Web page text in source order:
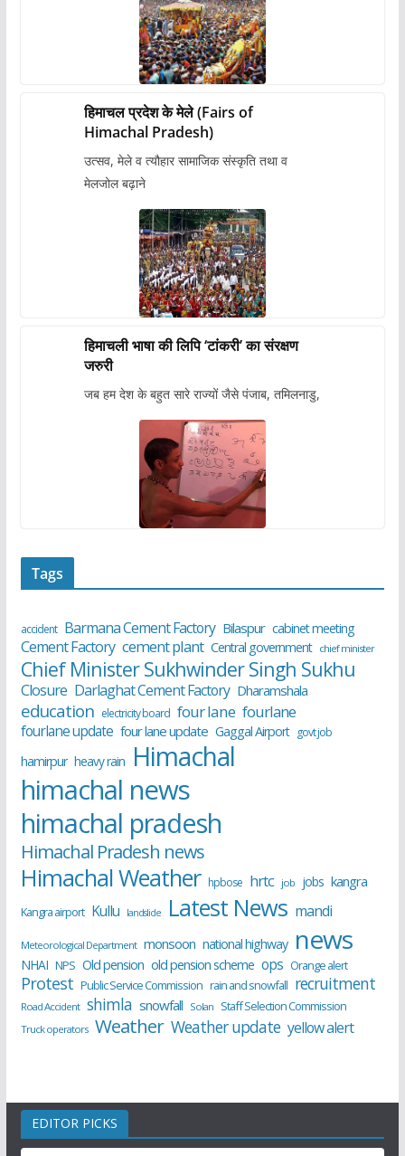
हिमाचल प्रदेश के मेले (Fairs of
Himachal Pradesh)
उत्सव, मेले व त्यौहार सामाजिक संस्कृति तथा व
मेलजोल बढ़ाने
हिमाचली भाषा की लिपि ‘टांकरी’ का संरक्षण
जरुरी
जब हम देश के बहुत सारे राज्यों जैसे पंजाब, तमिलनाडु,
Tags
accident Barmana Cement Factory Bilaspur cabinet meeting
Cement Factory cement plant Central government chief minister
Chief Minister Sukhwinder Singh Sukhu
Closure Darlaghat Cement Factory Dharamshala
education electricity board four lane fourlane
fourlane update four lane update Gaggal Airport govt job
hamirpur heavy rain Himachal
himachal news
himachal pradesh
Himachal Pradesh news
Himachal Weather hpbose hrtc job jobs kangra
Kangra airport Kullu landslide Latest News mandi
Meteorological Department monsoon national highway news
NHAI NPS Old pension old pension scheme ops Orange alert
Protest Public Service Commission rain and snowfall recruitment
Road Accident shimla snowfall Solan Staff Selection Commission
Truck operators Weather Weather update yellow alert
EDITOR PICKS